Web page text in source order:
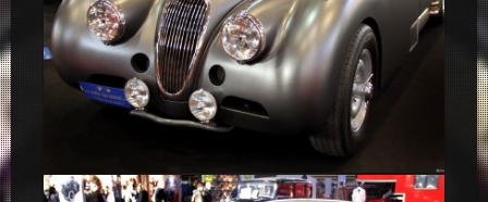
Jaguar XK 120